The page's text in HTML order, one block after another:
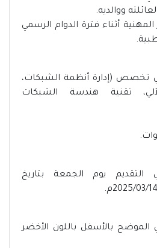
ووالديه.
أثناء فترة الدوام الرسمي
تخصص (إدارة أنظمة الشبكات،
تقنية هندسة الشبكات
التقديم يوم الجمعة بتاريخ
الموضح بالأسفل باللون الأخضر